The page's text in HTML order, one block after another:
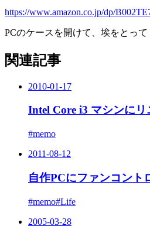
https://www.amazon.co.jp/dp/
PCのケースを開けて、埃をとっ
関連記事
2010-01-17
Intel Core i3 マシンにリ
#memo
2011-08-12
自作PCにファンコント
#memo#Life
2005-03-28